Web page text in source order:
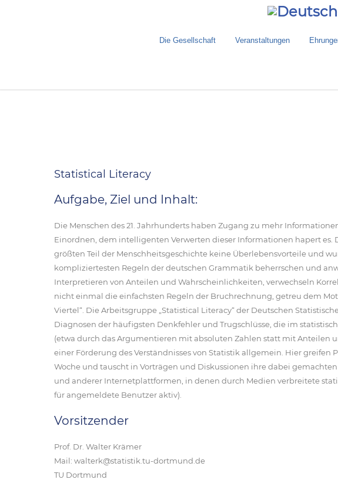
Die Gesellschaft Veranstaltungen
Statistical Literacy
Aufgabe, Ziel und Inhalt:
Die Menschen des 21. Jahrhunderts haben Zugang zu mehr
Einordnen, dem intelligenten Verwerten dieser Informationen hapert es.
größten Teil der Menschheitsgeschichte keine Überlebensvorteile und
kompliziertesten Regeln der deutschen Grammatik beherrschen und
Interpretieren von Anteilen und Wahrscheinlichkeiten, verwechseln
nicht einmal die einfachsten Regeln der Bruchrechnung, getreu dem
Viertel“. Die Arbeitsgruppe „Statistical Literacy“ der Deutschen
Diagnosen der häufigsten Denkfehler und Trugschlüsse, die im
(etwa durch das Argumentieren mit absoluten Zahlen statt mit Anteilen
einer Förderung des Verständnisses von Statistik allgemein. Hier
Woche und tauscht in Vorträgen und Diskussionen ihre dabei
und anderer Internetplattformen, in denen durch Medien verbreitete
für angemeldete Benutzer aktiv).
Vorsitzender
Prof. Dr. Walter Krämer
Mail: walterk@statistik.tu-dortmund.de
TU Dortmund